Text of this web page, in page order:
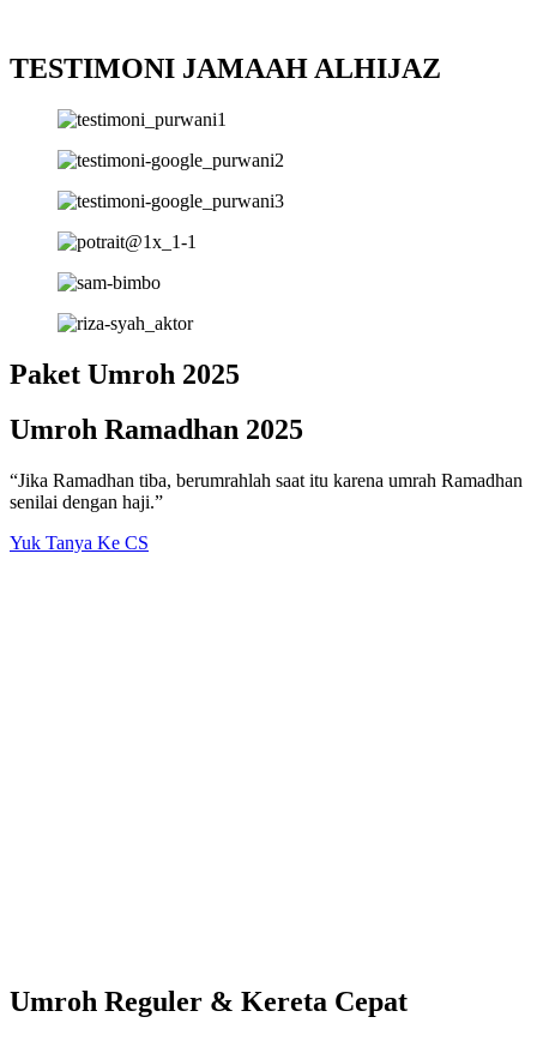
TESTIMONI JAMAAH ALHIJAZ
Paket Umroh 2025
Umroh Ramadhan 2025
“Jika Ramadhan tiba, berumrahlah saat itu karena umrah Ramadhan
senilai dengan haji.”
Yuk Tanya Ke CS
Umroh Reguler & Kereta Cepat